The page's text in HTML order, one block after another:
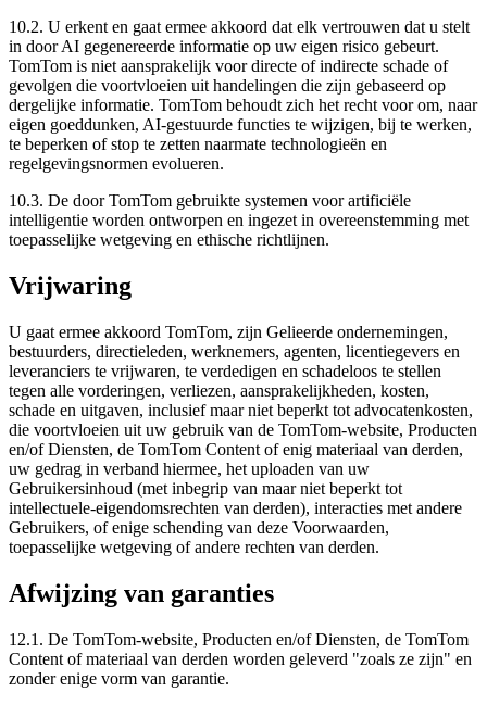
10.2. U erkent en gaat ermee akkoord dat elk vertrouwen dat u stelt
in door AI gegenereerde informatie op uw eigen risico gebeurt.
TomTom is niet aansprakelijk voor directe of indirecte schade of
gevolgen die voortvloeien uit handelingen die zijn gebaseerd op
dergelijke informatie. TomTom behoudt zich het recht voor om, naar
eigen goeddunken, AI-gestuurde functies te wijzigen, bij te werken,
te beperken of stop te zetten naarmate technologieën en
regelgevingsnormen evolueren.
10.3. De door TomTom gebruikte systemen voor artificiële
intelligentie worden ontworpen en ingezet in overeenstemming met
toepasselijke wetgeving en ethische richtlijnen.
Vrijwaring
U gaat ermee akkoord TomTom, zijn Gelieerde ondernemingen,
bestuurders, directieleden, werknemers, agenten, licentiegevers en
leveranciers te vrijwaren, te verdedigen en schadeloos te stellen
tegen alle vorderingen, verliezen, aansprakelijkheden, kosten,
schade en uitgaven, inclusief maar niet beperkt tot advocatenkosten,
die voortvloeien uit uw gebruik van de TomTom-website, Producten
en/of Diensten, de TomTom Content of enig materiaal van derden,
uw gedrag in verband hiermee, het uploaden van uw
Gebruikersinhoud (met inbegrip van maar niet beperkt tot
intellectuele-eigendomsrechten van derden), interacties met andere
Gebruikers, of enige schending van deze Voorwaarden,
toepasselijke wetgeving of andere rechten van derden.
Afwijzing van garanties
12.1. De TomTom-website, Producten en/of Diensten, de TomTom
Content of materiaal van derden worden geleverd "zoals ze zijn" en
zonder enige vorm van garantie.